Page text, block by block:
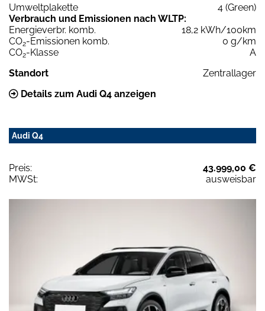
Umweltplakette
4 (Green)
Verbrauch und Emissionen nach WLTP:
Energieverbr. komb.
18,2 kWh/100km
CO2-Emissionen komb.
0 g/km
CO2-Klasse
A
Standort
Zentrallager
Details zum Audi Q4 anzeigen
Audi Q4
Preis:
43.999,00 €
MWSt:
ausweisbar